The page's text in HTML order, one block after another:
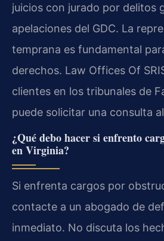
juicios con jurado por delitos
apelaciones del GDC. La
temprana es fundamental
derechos. Law Offices Of
clientes en los tribunales de
puede solicitar una consulta
¿Qué debo hacer si enfrento
en Virginia?
Si enfrenta cargos por
contacte a un abogado de
inmediato. No discuta los